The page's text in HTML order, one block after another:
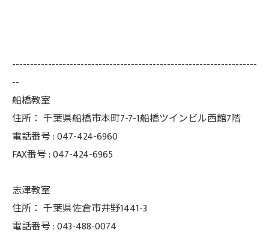
--------------------------------------------------------------------
--
船橋教室
住所： 千葉県船橋市本町7-7-1船橋ツインビル西館7階
電話番号 :047-424-6960
FAX番号 :047-424-6965
志津教室
住所： 千葉県佐倉市井野1441-3
電話番号 :043-488-0074